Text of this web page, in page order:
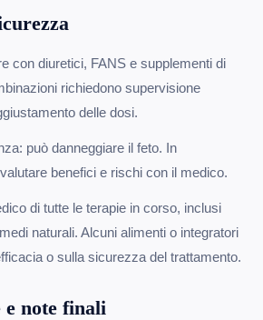
con diuretici, FANS e supplementi di
richiedono supervisione
delle dosi.
può danneggiare il feto. In
benefici e rischi con il medico.
di tutte le terapie in corso, inclusi
naturali. Alcuni alimenti o integratori
o sulla sicurezza del trattamento.
e note finali